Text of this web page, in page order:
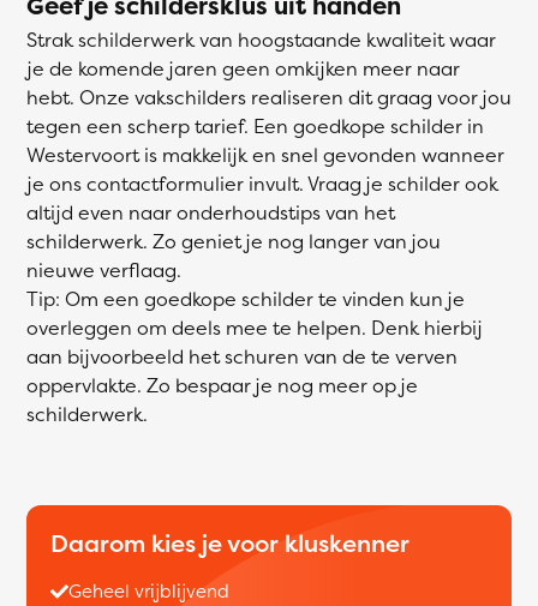
Strak schilderwerk van hoogstaande kwaliteit waar
je de komende jaren geen omkijken meer naar
hebt. Onze vakschilders realiseren dit graag voor jou
tegen een scherp tarief. Een goedkope schilder in
Westervoort is makkelijk en snel gevonden wanneer
je ons contactformulier invult. Vraag je schilder ook
altijd even naar onderhoudstips van het
schilderwerk. Zo geniet je nog langer van jou
nieuwe verflaag.
Tip: Om een goedkope schilder te vinden kun je
overleggen om deels mee te helpen. Denk hierbij
aan bijvoorbeeld het schuren van de te verven
oppervlakte. Zo bespaar je nog meer op je
schilderwerk.
Daarom kies je voor kluskenner
Geheel vrijblijvend